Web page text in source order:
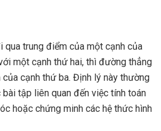
qua trung điểm của một cạnh của
một cạnh thứ hai, thì đường thẳng
cạnh thứ ba. Định lý này thường
tập liên quan đến việc tính toán
hoặc chứng minh các hệ thức hình